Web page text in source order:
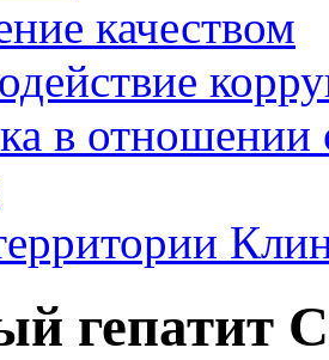
качеством
в отношении
гепатит C